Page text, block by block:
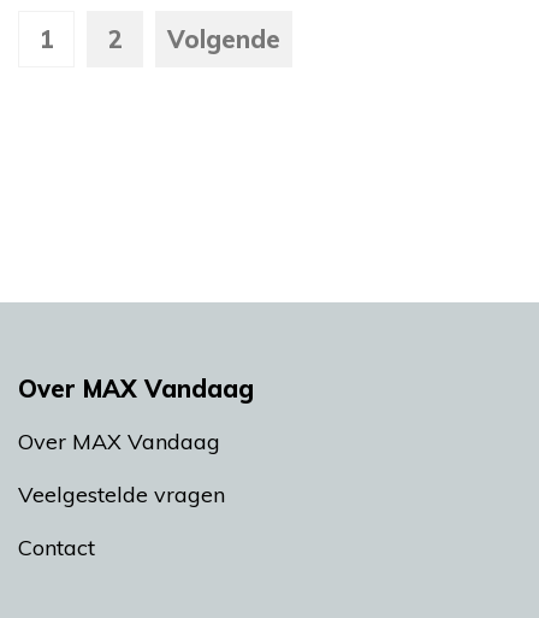
1 2 Volgende
Over MAX Vandaag
Over MAX Vandaag
Veelgestelde vragen
Contact